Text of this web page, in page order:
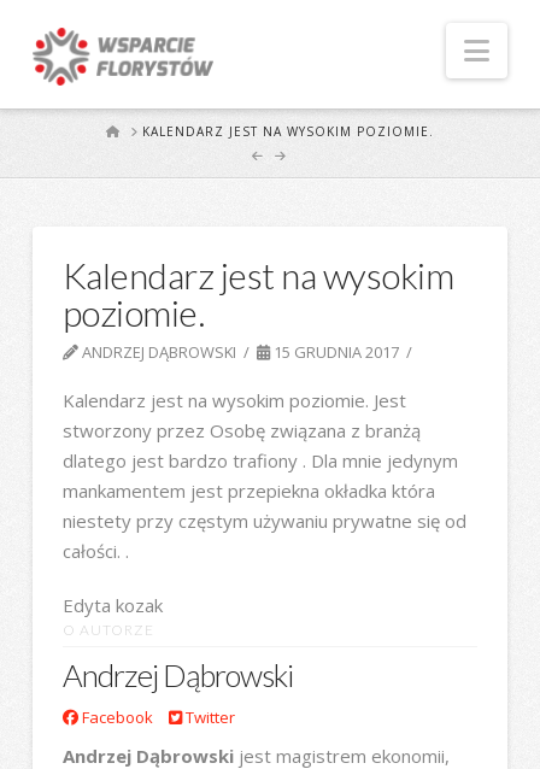
STARTKALENDARZ JEST NA WYSOKIM POZIOMIE.
Kalendarz jest na wysokim
poziomie.
ANDRZEJ DĄBROWSKI 15 GRUDNIA 2017
Kalendarz jest na wysokim poziomie. Jest
stworzony przez Osobę związana z branżą
dlatego jest bardzo trafiony . Dla mnie jedynym
mankamentem jest przepiekna okładka która
niestety przy częstym używaniu prywatne się od
całości. .
Edyta kozak
O AUTORZE
Andrzej Dąbrowski
Facebook Twitter
Andrzej Dąbrowskijest magistrem ekonomii,